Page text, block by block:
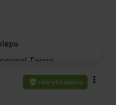
Twoje
i napędza nas
o jakość.
zweryfikowano